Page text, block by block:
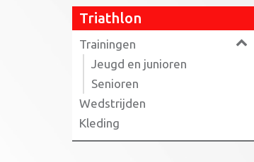
Triathlon
Trainingen
Jeugd en junioren
Senioren
Wedstrijden
Kleding